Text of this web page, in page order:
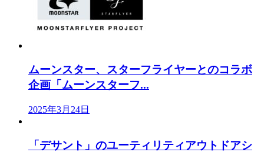
ムーンスター、スターフライヤーとのコラボ
企画「ムーンスターフ...
2025年3月24日
「デサント」のユーティリティアウトドアシ